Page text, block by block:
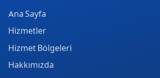
Ana Sayfa
Hizmetler
Hizmet Bölgeleri
Hakkımızda